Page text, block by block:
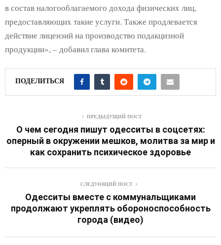
в состав налогооблагаемого дохода физических лиц,
предоставляющих такие услуги. Также продлевается
действие лицензий на производство подакцизной
продукции», – добавил глава комитета.
ПОДЕЛИТЬСЯ
ПРЕДЫДУЩИЙ ПОСТ
О чем сегодня пишут одесситы в соцсетях:
оперный в окружении мешков, молитва за мир и
как сохранить психическое здоровье
СЛЕДУЮЩИЙ ПОСТ
Одесситы вместе с коммунальщиками
продолжают укреплять обороноспособность
города (видео)